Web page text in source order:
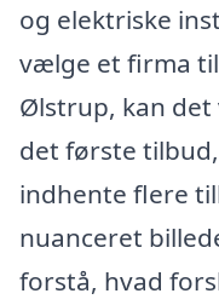
og elektriske
vælge et firma
Ølstrup, kan
det første
indhente flere
nuanceret
forstå, hvad